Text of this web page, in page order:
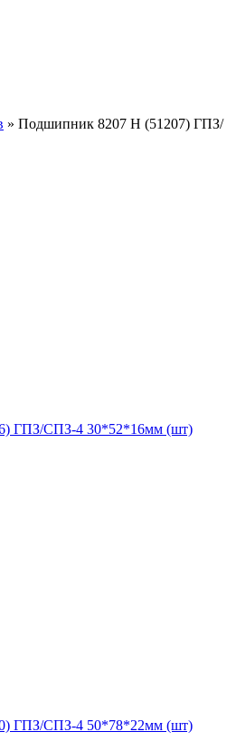
» Подшипник 8207 Н (51207) ГПЗ/
ГПЗ/СПЗ-4 30*52*16мм (шт)
ГПЗ/СПЗ-4 50*78*22мм (шт)